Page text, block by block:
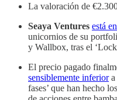
La valoración de
Seaya Ventures está
unicornios de su
y Wallbox, tras el
El precio pagado
sensiblemente inferiora
fases’ que han hecho